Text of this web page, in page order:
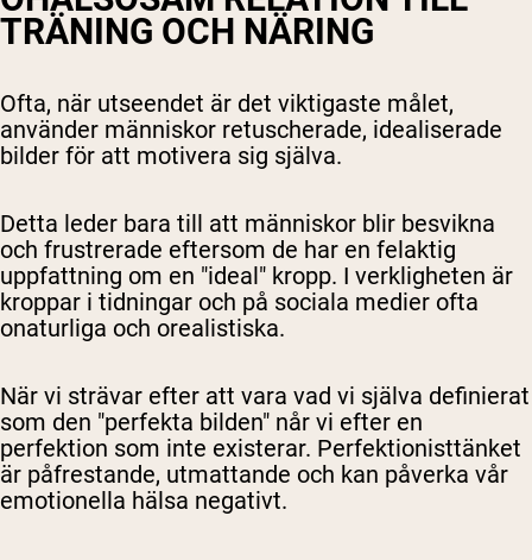
TRÄNING OCH NÄRING
Ofta, när utseendet är det viktigaste målet,
använder människor retuscherade, idealiserade
bilder för att motivera sig själva.
Detta leder bara till att människor blir besvikna
och frustrerade eftersom de har en felaktig
uppfattning om en "ideal" kropp. I verkligheten är
kroppar i tidningar och på sociala medier ofta
onaturliga och orealistiska.
När vi strävar efter att vara vad vi själva definierat
som den "perfekta bilden" når vi efter en
perfektion som inte existerar. Perfektionisttänket
är påfrestande, utmattande och kan påverka vår
emotionella hälsa negativt.
Shipping Country: Language:
Handla Nu